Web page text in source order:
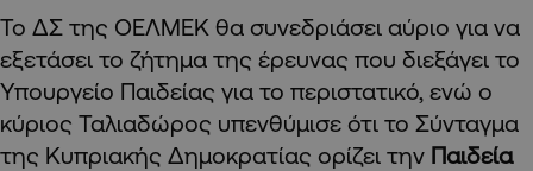
Το ΔΣ της ΟΕΛΜΕΚ θα συνεδριάσει αύριο για να
εξετάσει το ζήτημα της έρευνας που διεξάγει το
Υπουργείο Παιδείας για το περιστατικό, ενώ ο
κύριος Ταλιαδώρος υπενθύμισε ότι το Σύνταγμα
της Κυπριακής Δημοκρατίας ορίζει την Παιδεία